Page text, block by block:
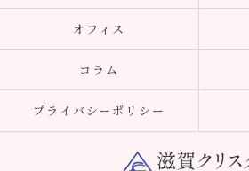
オフィス
コラム
プライバシーポリシー